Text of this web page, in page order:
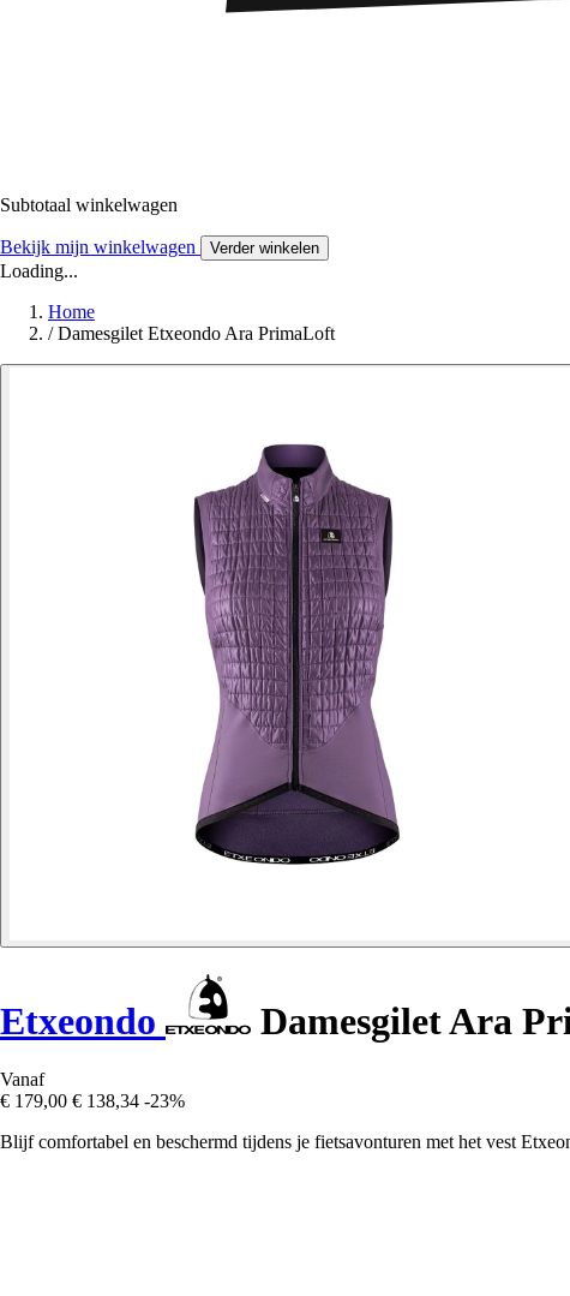
Subtotaal winkelwagen
Bekijk mijn winkelwagen Verder winkelen
Loading...
Home
/ Damesgilet Etxeondo Ara PrimaLoft
Etxeondo Damesgilet Ara
Vanaf
€ 179,00 € 138,34 -23%
Blijf comfortabel en beschermd tijdens je fietsavonturen met het vest